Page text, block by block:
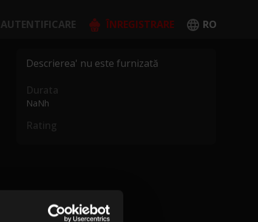
AUTENTIFICARE ÎNREGISTRARE RO
English
Descrierea' nu este furnizată
Durata
NaNh
Rating